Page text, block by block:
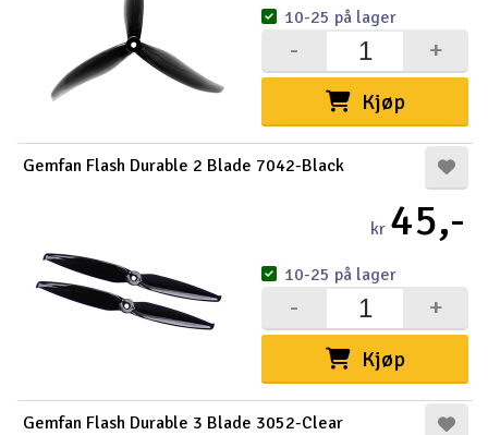
Kjøp
+
-
10-25 på lager
Gemfan Flash Durable 2 Blade 7042-Black
kr 45,-
Kjøp
+
-
10-25 på lager
Gemfan Flash Durable 3 Blade 3052-Clear